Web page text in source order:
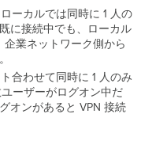
ーカルでは同時に 1 人の
に接続中でも、ローカル
業ネットワーク側から
合わせて同時に 1 人のみ
ーザーがログオン中だ
オンがあると VPN 接続